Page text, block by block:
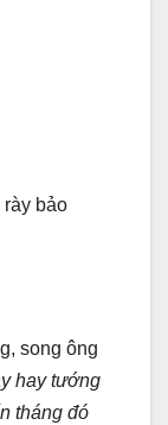
bảo
song ông
hay tướng
tháng đó